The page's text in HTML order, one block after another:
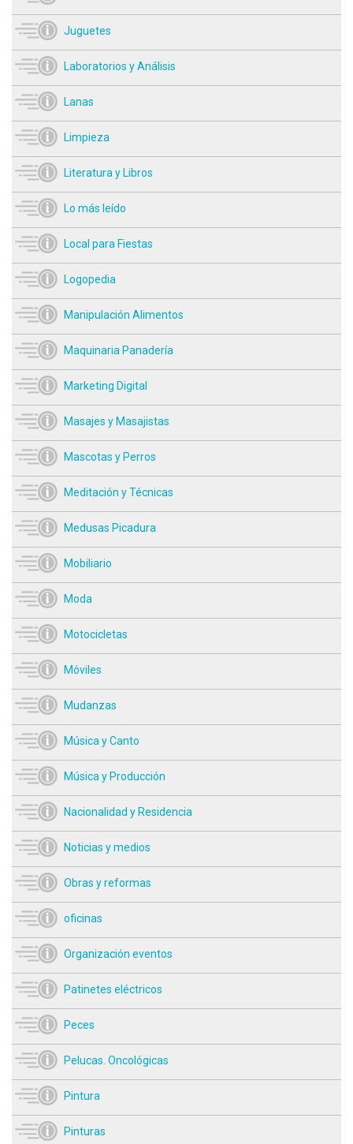
Juguetes
Laboratorios y Análisis
Lanas
Limpieza
Literatura y Libros
Lo más leído
Local para Fiestas
Logopedia
Manipulación Alimentos
Maquinaria Panadería
Marketing Digital
Masajes y Masajistas
Mascotas y Perros
Meditación y Técnicas
Medusas Picadura
Mobiliario
Moda
Motocicletas
Móviles
Mudanzas
Música y Canto
Música y Producción
Nacionalidad y Residencia
Noticias y medios
Obras y reformas
oficinas
Organización eventos
Patinetes eléctricos
Peces
Pelucas. Oncológicas
Pintura
Pinturas